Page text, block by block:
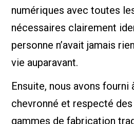
numériques avec toutes
nécessaires clairement
personne n’avait jamais
vie auparavant.
Ensuite, nous avons fourni
chevronné et respecté
gammes de fabrication